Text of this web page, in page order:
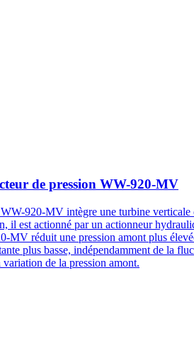
de pression WW-920-MV
920-MV intègre une turbine verticale
il est actionné par un actionneur
MV réduit une pression amont plus
plus basse, indépendamment de la
de la pression amont.